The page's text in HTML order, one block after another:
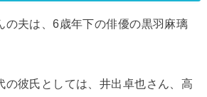
の夫は、6歳年下の俳優の黒羽麻璃
の彼氏としては、井出卓也さん、高